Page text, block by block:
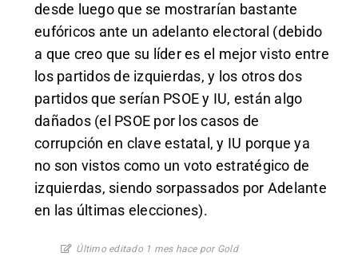
desde luego que se mostrarían bastante
eufóricos ante un adelanto electoral (debido
a que creo que su líder es el mejor visto entre
los partidos de izquierdas, y los otros dos
partidos que serían PSOE y IU, están algo
dañados (el PSOE por los casos de
corrupción en clave estatal, y IU porque ya
no son vistos como un voto estratégico de
izquierdas, siendo sorpassados por Adelante
en las últimas elecciones).
Último editado 1 mes hace por Gold